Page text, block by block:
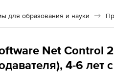
для образования и науки
Net Control
4-6 лет